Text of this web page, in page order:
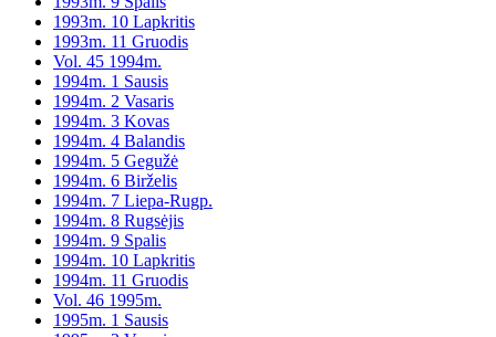
1993m. 10 Lapkritis
1993m. 11 Gruodis
Vol. 45 1994m.
1994m. 1 Sausis
1994m. 2 Vasaris
1994m. 3 Kovas
1994m. 4 Balandis
1994m. 5 Gegužė
1994m. 6 Birželis
1994m. 7 Liepa-Rugp.
1994m. 8 Rugsėjis
1994m. 9 Spalis
1994m. 10 Lapkritis
1994m. 11 Gruodis
Vol. 46 1995m.
1995m. 1 Sausis